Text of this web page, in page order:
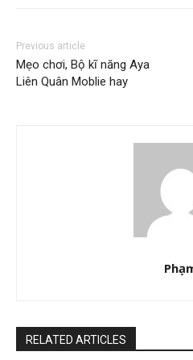
Previous article
Mẹo chơi, Bộ kĩ năng Aya
Liên Quân Moblie hay
RELATED ARTICLES